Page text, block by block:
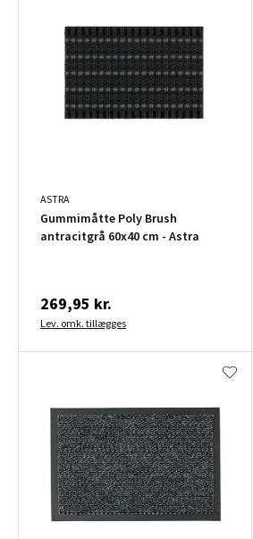
ASTRA
Gummimåtte Poly Brush
antracitgrå 60x40 cm - Astra
269,95 kr.
Lev. omk. tillægges